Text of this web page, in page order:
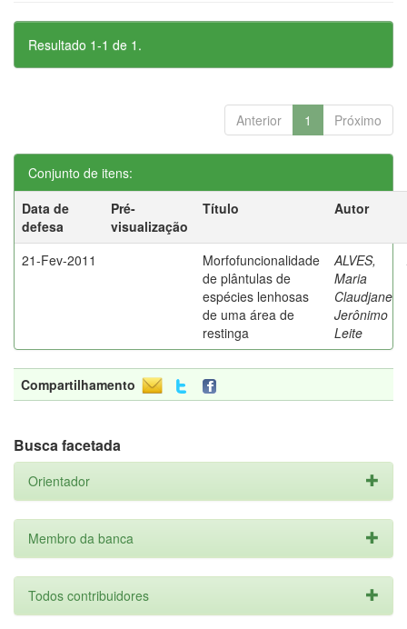
Resultado 1-1 de 1.
Anterior 1 Próximo
Conjunto de itens:
Data de
defesa
Pré-
visualização
Título Autor
21-Fev-2011
Morfofuncionalidade
de plântulas de
espécies lenhosas
de uma área de
restinga
ALVES,
Maria
Claudjane
Jerônimo
Leite
Compartilhamento
Busca facetada
Orientador
Membro da banca
Todos contribuidores